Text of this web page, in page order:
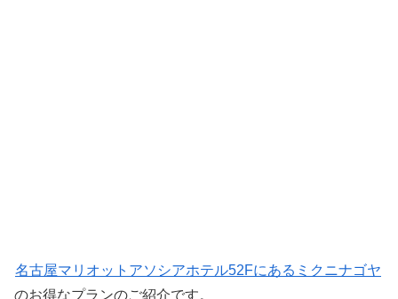
名古屋マリオットアソシアホテル52Fにあるミクニナゴヤ
のお得なプランのご紹介です。